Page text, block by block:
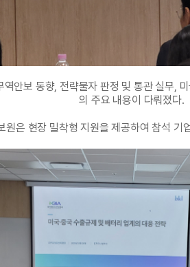
안보 동향, 전략물자 판정 및 통관 실무,
의 주요 내용이 다뤄졌다.
원은 현장 밀착형 지원을 제공하여 참석 기